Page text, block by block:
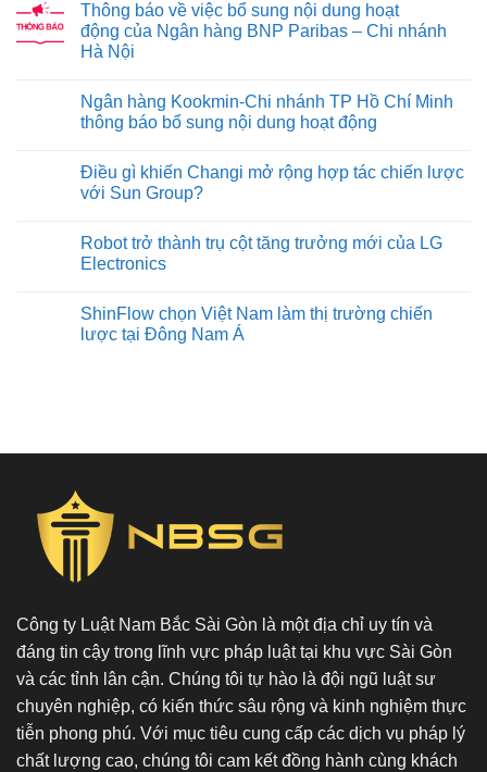
Thông báo về việc bổ sung nội dung hoạt
động của Ngân hàng BNP Paribas – Chi nhánh
Hà Nội
Ngân hàng Kookmin-Chi nhánh TP Hồ Chí Minh
thông báo bổ sung nội dung hoạt động
Điều gì khiến Changi mở rộng hợp tác chiến lược
với Sun Group?
Robot trở thành trụ cột tăng trưởng mới của LG
Electronics
ShinFlow chọn Việt Nam làm thị trường chiến
lược tại Đông Nam Á
Công ty Luật Nam Bắc Sài Gòn là một địa chỉ uy tín và
đáng tin cậy trong lĩnh vực pháp luật tại khu vực Sài Gòn
và các tỉnh lân cận. Chúng tôi tự hào là đội ngũ luật sư
chuyên nghiệp, có kiến thức sâu rộng và kinh nghiệm thực
tiễn phong phú. Với mục tiêu cung cấp các dịch vụ pháp lý
chất lượng cao, chúng tôi cam kết đồng hành cùng khách